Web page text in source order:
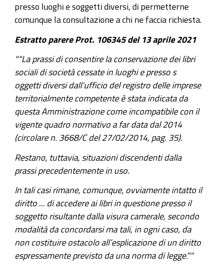
presso luoghi e soggetti diversi, di permetterne
comunque la consultazione a chi ne faccia richiesta.
Estratto parere Prot. 106345 del 13 aprile 2021
""La prassi di consentire la conservazione dei libri
sociali di società cessate in luoghi e presso s
oggetti diversi dall’ufficio del registro delle imprese
territorialmente competente è stata indicata da
questa Amministrazione come incompatibile con il
vigente quadro normativo a far data dal 2014
(circolare n. 3668/C del 27/02/2014, pag. 35).
Restano, tuttavia, situazioni discendenti dalla
prassi precedentemente in uso.
In tali casi rimane, comunque, ovviamente intatto il
diritto ... di accedere ai libri in questione presso il
soggetto risultante dalla visura camerale, secondo
modalità da concordarsi ma tali, in ogni caso, da
non costituire ostacolo all’esplicazione di un diritto
espressamente previsto da una norma di legge.""